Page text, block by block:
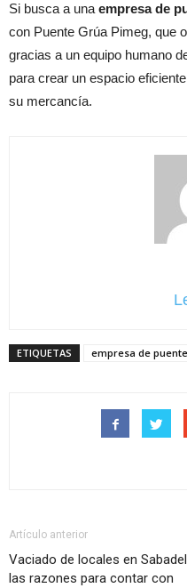
Si busca a una empresa de
con Puente Grúa Pimeg, que
gracias a un equipo humano
para crear un espacio
su mercancía.
ETIQUETAS empresa de
Artículo anterior
Vaciado de locales en
las razones para contar con